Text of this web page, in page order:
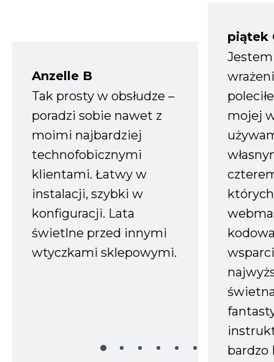
Anzelle B
Tak prosty w obsłudze –
poradzi sobie nawet z
moimi najbardziej
technofobicznymi
klientami. Łatwy w
instalacji, szybki w
konfiguracji. Lata
świetlne przed innymi
wtyczkami sklepowymi.
piątek
mojej
bardzo